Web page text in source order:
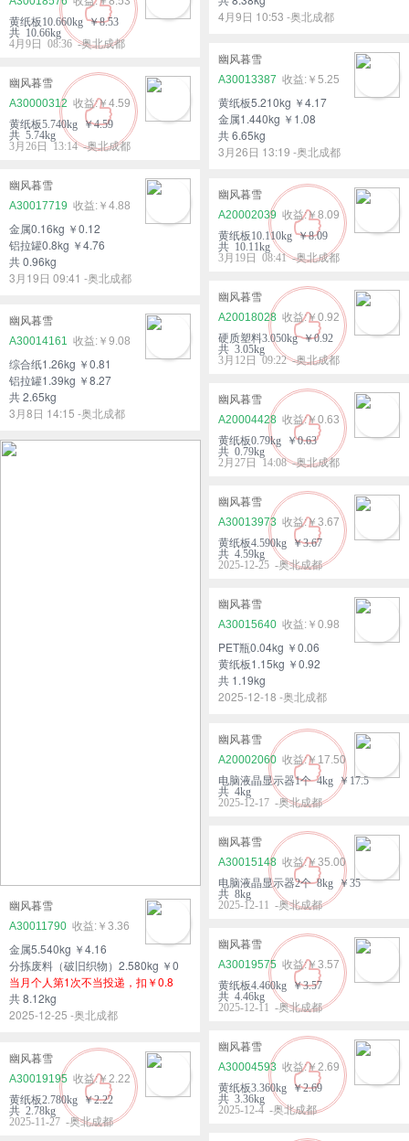
4月9日 10:53 -奥北成都
黄纸板10.660kg ￥8.53
共 10.66kg
4月9日 08:36 -奥北成都
幽风暮雪
A30013387
￥5.25
黄纸板5.210kg ￥4.17
金属1.440kg ￥1.08
共 6.65kg
3月26日 13:19 -奥北成都
幽风暮雪
A30000312
￥4.59
黄纸板5.740kg ￥4.59
共 5.74kg
3月26日 13:14 -奥北成都
幽风暮雪
A30017719
￥4.88
金属0.16kg ￥0.12
铝拉罐0.8kg ￥4.76
共 0.96kg
3月19日 09:41 -奥北成都
幽风暮雪
A20002039
￥8.09
黄纸板10.110kg ￥8.09
共 10.11kg
3月19日 08:41 -奥北成都
幽风暮雪
A20018028
￥0.92
硬质塑料3.050kg ￥0.92
共 3.05kg
3月12日 09:22 -奥北成都
幽风暮雪
A30014161
￥9.08
综合纸1.26kg ￥0.81
铝拉罐1.39kg ￥8.27
共 2.65kg
3月8日 14:15 -奥北成都
幽风暮雪
A20004428
￥0.63
黄纸板0.79kg ￥0.63
共 0.79kg
2月27日 14:08 -奥北成都
幽风暮雪
A30011790
￥3.36
金属5.540kg ￥4.16
分拣废料（破旧织物）2.580kg ￥0
当月个人第1次不当投递，扣￥0.8
共 8.12kg
2025-12-25 -奥北成都
幽风暮雪
A30013973
￥3.67
黄纸板4.590kg ￥3.67
共 4.59kg
2025-12-25 -奥北成都
幽风暮雪
A30015640
￥0.98
PET瓶0.04kg ￥0.06
黄纸板1.15kg ￥0.92
共 1.19kg
2025-12-18 -奥北成都
幽风暮雪
A20002060
￥17.50
电脑液晶显示器1个 4kg ￥17.5
共 4kg
2025-12-17 -奥北成都
幽风暮雪
A30015148
￥35.00
电脑液晶显示器2个 8kg ￥35
共 8kg
2025-12-11 -奥北成都
幽风暮雪
A30019575
￥3.57
黄纸板4.460kg ￥3.57
共 4.46kg
2025-12-11 -奥北成都
幽风暮雪
A30004593
￥2.69
黄纸板3.360kg ￥2.69
共 3.36kg
2025-12-4 -奥北成都
幽风暮雪
A30019195
￥2.22
黄纸板2.780kg ￥2.22
共 2.78kg
2025-11-27 -奥北成都